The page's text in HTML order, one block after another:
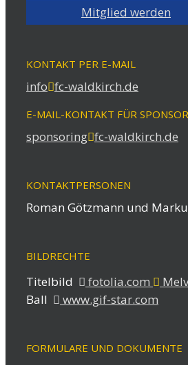
Mitglied werden
KONTAKT PER E-MAIL
info fc-waldkirch.de
E-MAIL-KONTAKT FÜR
sponsoring fc-waldkirch.de
KONTAKTPERSONEN
Roman Götzmann und
BILDRECHTE
Titelbild fotolia.com
Ball
www.gif-star.com
FORMULARE UND DOKUMENTE